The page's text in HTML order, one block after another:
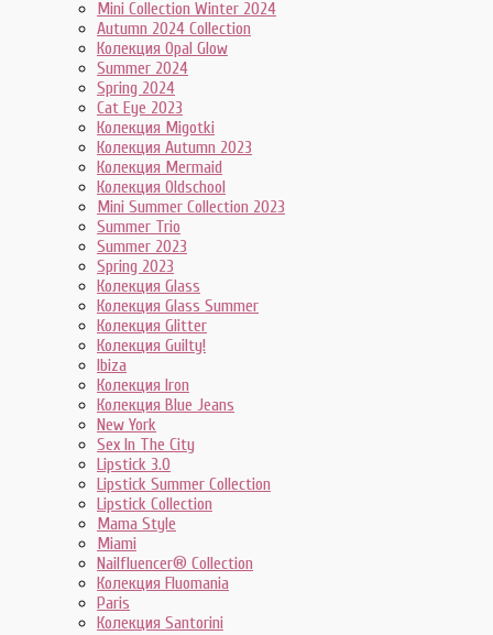
Mini Collection Winter 2024
Autumn 2024 Collection
Колекция Opal Glow
Summer 2024
Spring 2024
Cat Eye 2023
Колекция Migotki
Колекция Autumn 2023
Колекция Mermaid
Колекция Oldschool
Mini Summer Collection 2023
Summer Trio
Summer 2023
Spring 2023
Колекция Glass
Колекция Glass Summer
Колекция Glitter
Колекция Guilty!
Ibiza
Колекция Iron
Колекция Blue Jeans
New York
Sex In The City
Lipstick 3.0
Lipstick Summer Collection
Lipstick Collection
Mama Style
Miami
Nailfluencer® Collection
Колекция Fluomania
Paris
Колекция Santorini